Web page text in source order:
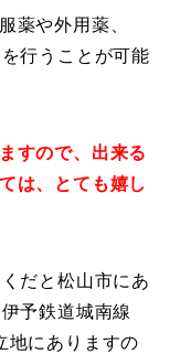
薬や外用薬、
行うことが可能
すので、出来る
は、とても嬉し
だと松山市にあ
予鉄道城南線
地にありますの